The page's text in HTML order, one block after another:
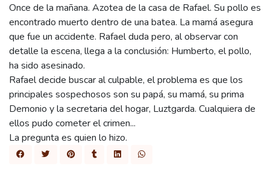
Once de la mañana. Azotea de la casa de Rafael. Su pollo es
encontrado muerto dentro de una batea. La mamá asegura
que fue un accidente. Rafael duda pero, al observar con
detalle la escena, llega a la conclusión: Humberto, el pollo,
ha sido asesinado.
Rafael decide buscar al culpable, el problema es que los
principales sospechosos son su papá, su mamá, su prima
Demonio y la secretaria del hogar, Luztgarda. Cualquiera de
ellos pudo cometer el crimen...
La pregunta es quien lo hizo.